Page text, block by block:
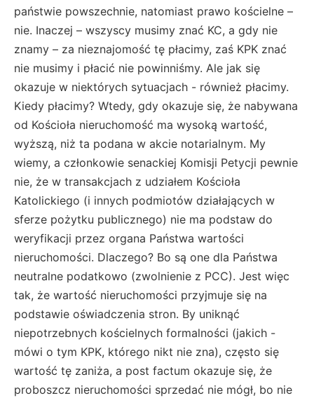
państwie powszechnie, natomiast prawo kościelne –
nie. Inaczej – wszyscy musimy znać KC, a gdy nie
znamy – za nieznajomość tę płacimy, zaś KPK znać
nie musimy i płacić nie powinniśmy. Ale jak się
okazuje w niektórych sytuacjach - również płacimy.
Kiedy płacimy? Wtedy, gdy okazuje się, że nabywana
od Kościoła nieruchomość ma wysoką wartość,
wyższą, niż ta podana w akcie notarialnym. My
wiemy, a członkowie senackiej Komisji Petycji pewnie
nie, że w transakcjach z udziałem Kościoła
Katolickiego (i innych podmiotów działających w
sferze pożytku publicznego) nie ma podstaw do
weryfikacji przez organa Państwa wartości
nieruchomości. Dlaczego? Bo są one dla Państwa
neutralne podatkowo (zwolnienie z PCC). Jest więc
tak, że wartość nieruchomości przyjmuje się na
podstawie oświadczenia stron. By uniknąć
niepotrzebnych kościelnych formalności (jakich -
mówi o tym KPK, którego nikt nie zna), często się
wartość tę zaniża, a post factum okazuje się, że
proboszcz nieruchomości sprzedać nie mógł, bo nie